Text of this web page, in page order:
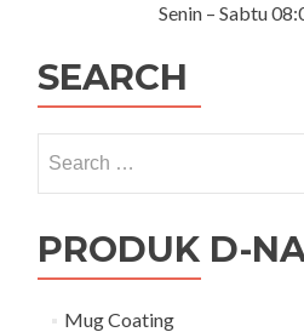
Senin – Sabtu
SEARCH
PRODUK D-
Mug Coating